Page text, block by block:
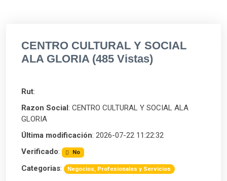
CENTRO CULTURAL Y SOCIAL
ALA GLORIA (485 Vistas)
Rut:
Razon Social: CENTRO CULTURAL Y SOCIAL ALA
GLORIA
Última modificación: 2026-07-22 11:22:32
Verificado: No
Categorias: Negocios, Profesionales y Servicios